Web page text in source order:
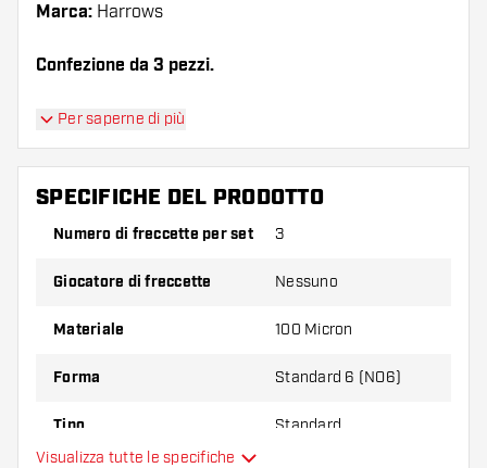
Marca: Harrows
Confezione da 3 pezzi.
Suggerimento di Dartshopper!
Assicuratevi di avere a portata di mano un gran
numero di alette e di astine. Questi possono
Provate una forma, un materiale o uno
variante vi si addice di più!
Per saperne di più
SPECIFICHE DEL PRODOTTO
Numero di freccette per set 3
Giocatore di freccette Nessuno
Materiale 100 Micron
Forma Standard 6 (NO6)
Tipo Standard
Visualizza tutte le specifiche